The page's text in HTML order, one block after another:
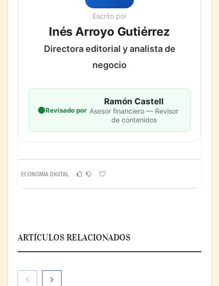
Escrito por
Inés Arroyo Gutiérrez
Directora editorial y analista de
negocio
Revisado por
Ramón Castell
Asesor financiero — Revisor
de contenidos
ECONOMÍA DIGITAL
ARTÍCULOS RELACIONADOS